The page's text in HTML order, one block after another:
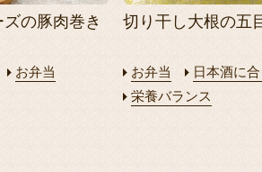
の豚肉巻き
お弁当
切り干し大根の五
お弁当
日本酒に
栄養バランス